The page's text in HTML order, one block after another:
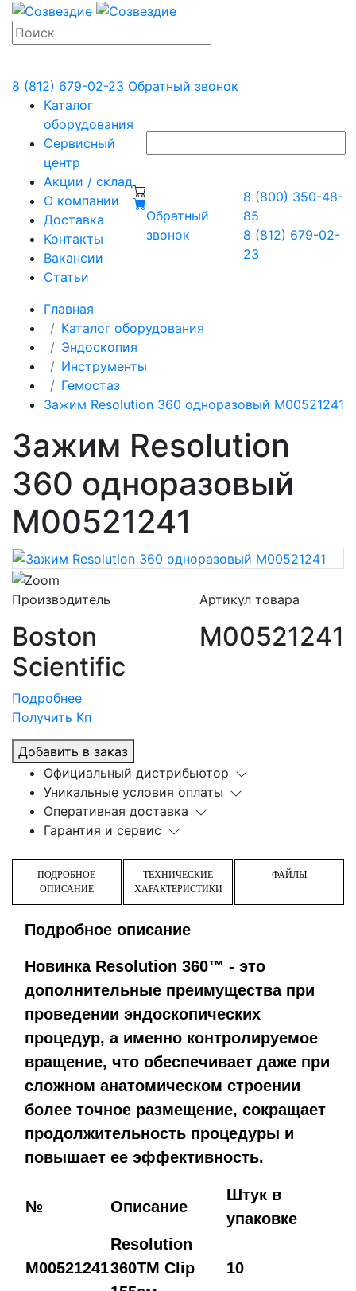
8 (812) 679-02-23 Обратный звонок
Каталог
оборудования
Сервисный
центр
Акции / склад
О компании
Доставка
Контакты
Вакансии
Статьи
Обратный
звонок
8 (800) 350-48-
85
8 (812) 679-02-
23
Главная
Каталог оборудования
Эндоскопия
Инструменты
Гемостаз
Зажим Resolution 360 одноразовый M00521241
Зажим Resolution
360 одноразовый
M00521241
Производитель
Boston
Scientific
Артикул товара
M00521241
Подробнее
Получить Кп
Добавить в заказ
Официальный дистрибьютор
Уникальные условия оплаты
Оперативная доставка
Гарантия и сервис
ПОДРОБНОЕ
ОПИСАНИЕ
ТЕХНИЧЕСКИЕ
ХАРАКТЕРИСТИКИ
ФАЙЛЫ
Подробное описание
Новинка Resolution 360™ - это
дополнительные преимущества при
проведении эндоскопических
процедур, а именно контролируемое
вращение, что обеспечивает даже при
сложном анатомическом строении
более точное размещение, сокращает
продолжительность процедуры и
повышает ее эффективность.
№ Описание
Штук в
упаковке
M00521241
Resolution
360ТМ Clip
10